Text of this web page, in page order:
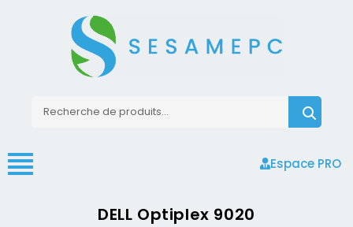
Espace PRO
DELL Optiplex 9020